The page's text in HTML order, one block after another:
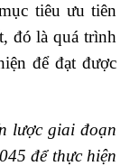
tiêu ưu tiên
đó là quá trình
để đạt được
lược giai đoạn
để thực hiện